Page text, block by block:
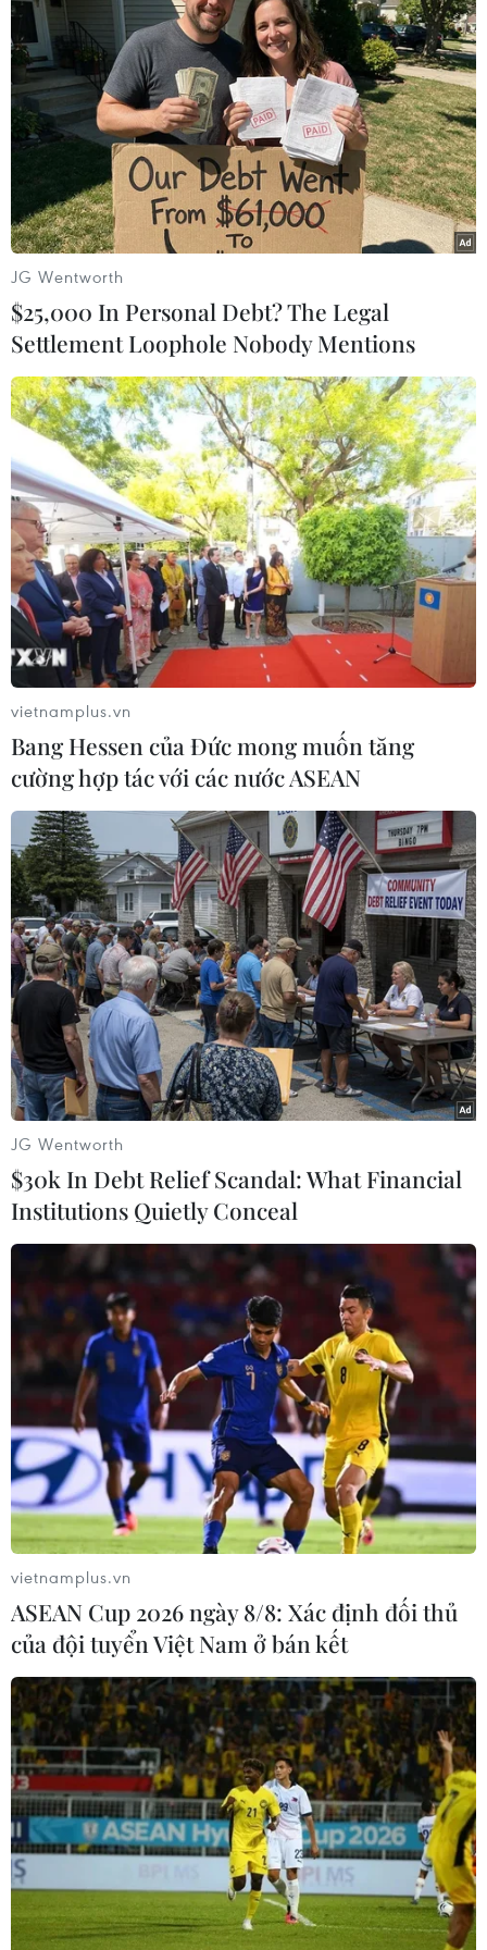
Theo dõi VietnamPlus
Khắc phục hạn chế trong triển khai bảo
hiểm xã hội, bảo hiểm y tế
15/10/2014 09:28
Ngày 15/10, MTTQ phối hợp với Chính phủ tổ chức Hội
thảo khoa học “Vấn đề thu, nợ bảo hiểm xã hội, bảo
hiểm y tế - thực tiễn tại Việt Nam và kinh nghiệm quốc
tế.”
Chính phủ đặt mục tiêu giảm hộ nghèo
xuống còn 5% vào năm tới
15/10/2014 08:13
Sang năm 2015, Chính phủ phấn đấu đạt mục tiêu giảm
hộ nghèo cả nước xuống còn 5%, các huyện nghèo còn
dưới 30% và hoàn thành việc rà soát chính sách chồng
chéo.
Hỗ trợ 100% BHYT cho học sinh,
sinh viên, hộ cận nghèo
14/10/2014 02:18
JG Wentworth
$25,000 In Personal Debt? The Legal
Settlement Loophole Nobody Mentions
vietnamplus.vn
Bang Hessen của Đức mong muốn tăng
cường hợp tác với các nước ASEAN
JG Wentworth
$30k In Debt Relief Scandal: What Financial
Institutions Quietly Conceal
vietnamplus.vn
ASEAN Cup 2026 ngày 8/8: Xác định đối thủ
của đội tuyển Việt Nam ở bán kết